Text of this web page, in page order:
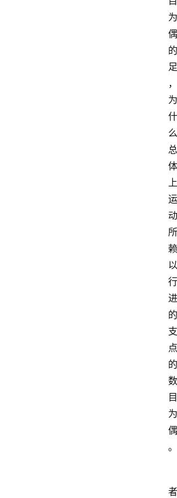
为
偶
的
足
，
为
什
么
总
体
上
运
动
所
赖
以
行
进
的
支
点
的
数
目
为
偶
。
者